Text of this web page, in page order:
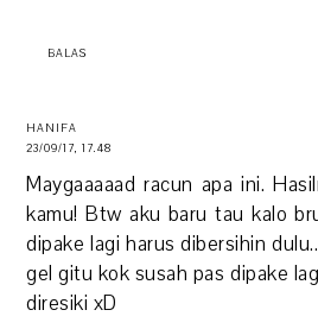
BALAS
HANIFA
23/09/17, 17.48
Maygaaaaad racun apa ini.
kamu! Btw aku baru tau kalo
dipake lagi harus dibersihin
gel gitu kok susah pas dipake
diresiki xD